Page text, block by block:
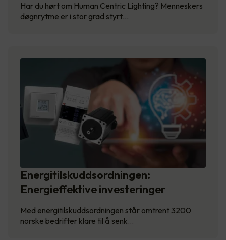
Har du hørt om Human Centric Lighting? Menneskers
døgnrytme er i stor grad styrt…
Energitilskuddsordningen:
Energieffektive investeringer
Med energitilskuddsordningen står omtrent 3200
norske bedrifter klare til å senk…